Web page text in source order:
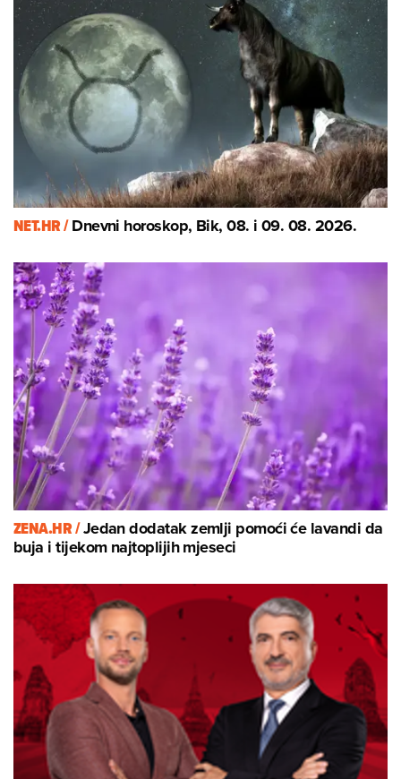
NET.HR /Dnevni horoskop, Bik, 08. i 09. 08. 2026.
ZENA.HR /Jedan dodatak zemlji pomoći će lavandi da
buja i tijekom najtoplijih mjeseci